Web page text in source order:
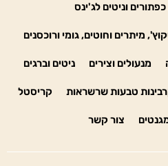
וניטים לג'ינס
מיתרים וחוטים, גומי ורוכסנים
מנעולים וצירים ניטים וברגים
טבעות שרשראות קריסטל
צור קשר